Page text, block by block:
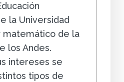
la Universidad
matemático de la
los Andes.
intereses se
tipos de